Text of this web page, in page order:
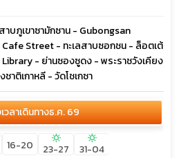
าบภูเขาซามักซาน - Gubongsan
Street - ทะเลสาบซอกชน - ล็อตเต้
Library - ย่านซองซูดง - พระราชวังเคียง
ติเกาหลี - วัดโชเกซา
วลาเดินทางธ.ค. 69
16-20 sunny
23-27
sunny
31-04